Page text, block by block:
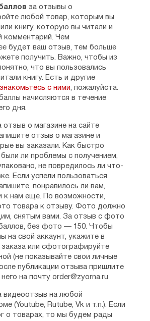
за отзывы о
любой товар, которым вы
книгу, которую вы читали и
комментарий. Чем
будет ваш отзыв, тем больше
получить. Важно, чтобы из
что вы пользовались
книгу. Есть и другие
с ними, пожалуйста.
начисляются в течение
дня.
отзыв о магазине на сайте
отзыв о магазине и
вы заказали. Как быстро
ли проблемы с получением,
не повредилось ли что-
Если успели пользоваться
понравилось ли вам,
к нам еще. По возможности,
товара к отзыву. Фото должно
снятым вами. За отзыв с фото
без фото — 150. Чтобы
на свой аккаунт, укажите в
или сфотографируйте
(не показывайте свои личные
публикации отзыва пришлите
на почту order@zyorna.ru
видеоотзыв на любой
(Youtube, Rutube, Vk и т.п.). Если
о товарах, то мы будем рады